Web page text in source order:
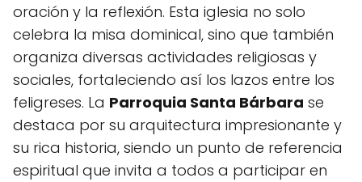
oración y la reflexión. Esta iglesia no solo
celebra la misa dominical, sino que también
organiza diversas actividades religiosas y
sociales, fortaleciendo así los lazos entre los
feligreses. La Parroquia Santa Bárbara se
destaca por su arquitectura impresionante y
su rica historia, siendo un punto de referencia
espiritual que invita a todos a participar en